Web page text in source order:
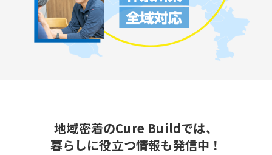
地域密着のCure Buildでは、
暮らしに役立つ情報も発信中！